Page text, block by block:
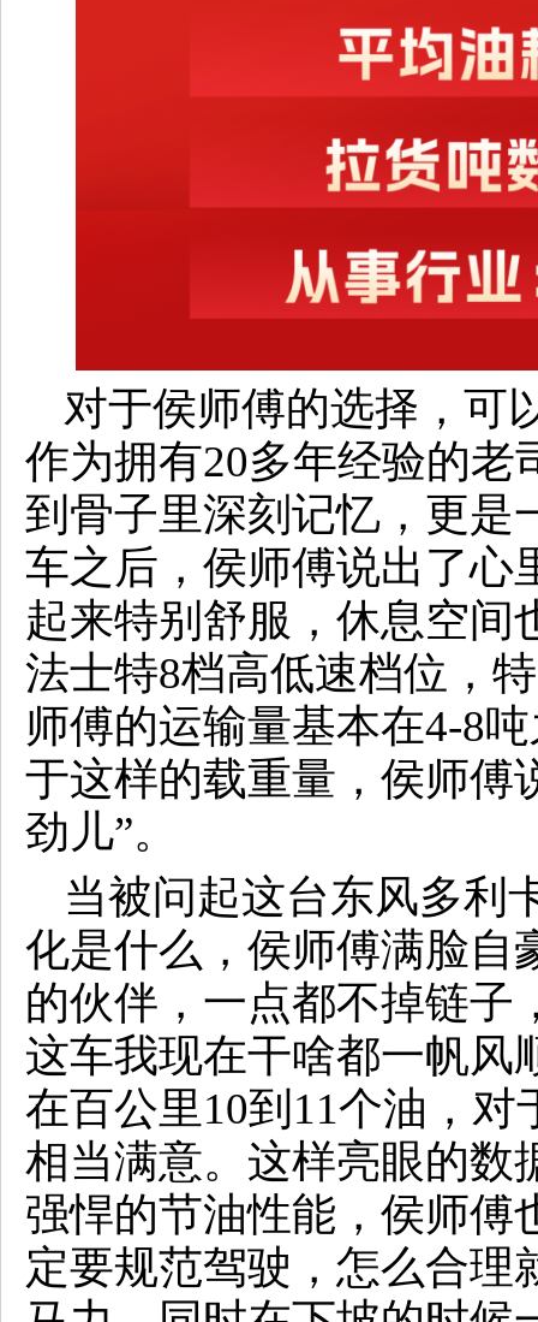
对于侯师傅的选择，可
作为拥有20多年经验的老
到骨子里深刻记忆，更是
车之后，侯师傅说出了心
起来特别舒服，休息空间
法士特8档高低速档位，
师傅的运输量基本在4-8
于这样的载重量，侯师傅
劲儿”。
当被问起这台东风多利
化是什么，侯师傅满脸自
的伙伴，一点都不掉链子
这车我现在干啥都一帆风
在百公里10到11个油，
相当满意。这样亮眼的数
强悍的节油性能，侯师傅
定要规范驾驶，怎么合理